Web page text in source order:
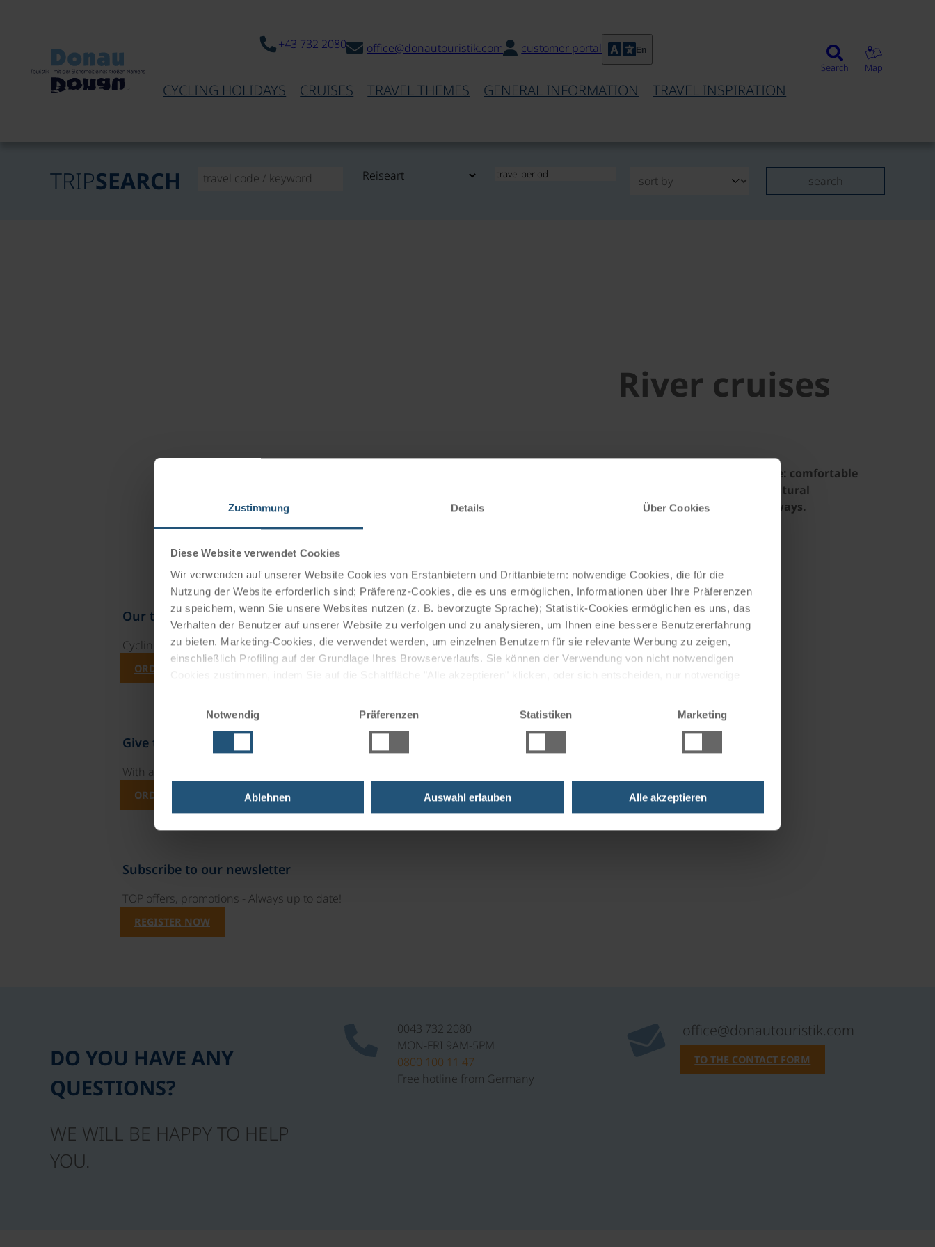
Zustimmung Details Über Cookies
Diese Website verwendet Cookies
Wir verwenden auf unserer Website Cookies von Erstanbietern und Drittanbietern: notwendige Cookies, die für die
Nutzung der Website erforderlich sind; Präferenz-Cookies, die es uns ermöglichen, Informationen über Ihre Präferenzen
zu speichern, wenn Sie unsere Websites nutzen (z. B. bevorzugte Sprache); Statistik-Cookies ermöglichen es uns, das
Verhalten der Benutzer auf unserer Website zu verfolgen und zu analysieren, um Ihnen eine bessere Benutzererfahrung
zu bieten. Marketing-Cookies, die verwendet werden, um einzelnen Benutzern für sie relevante Werbung zu zeigen,
einschließlich Profiling auf der Grundlage Ihres Browserverlaufs. Sie können der Verwendung von nicht notwendigen
Impressum Datenschutz
Notwendig
Präferenzen Statistiken Marketing
Ablehnen Auswahl erlauben Alle akzeptieren
+43 732 2080 office@donautouristik.com customer portal En
CYCLING HOLIDAYS CRUISES TRAVEL THEMES GENERAL INFORMATION TRAVEL INSPIRATION
Search Map
TRIPSEARCH search
River cruises
Enjoy river cruises on the Danube: comfortable
travel, scenic landscapes, and cultural
highlights along Europe’s waterways.
Our travel catalogues
Cycling holidays, cruises and cycle cruises
ORDER NOW FREE OF CHARGE
Give the gift of unforgettable moments!
With a travel voucher you always have the perfect gift.
ORDER NOW
Subscribe to our newsletter
TOP offers, promotions - Always up to date!
REGISTER NOW
DO YOU HAVE ANY
QUESTIONS?
WE WILL BE HAPPY TO HELP
YOU.
0043 732 2080
MON-FRI 9AM-5PM
0800 100 11 47
Free hotline from Germany
office@donautouristik.com
TO THE CONTACT FORM